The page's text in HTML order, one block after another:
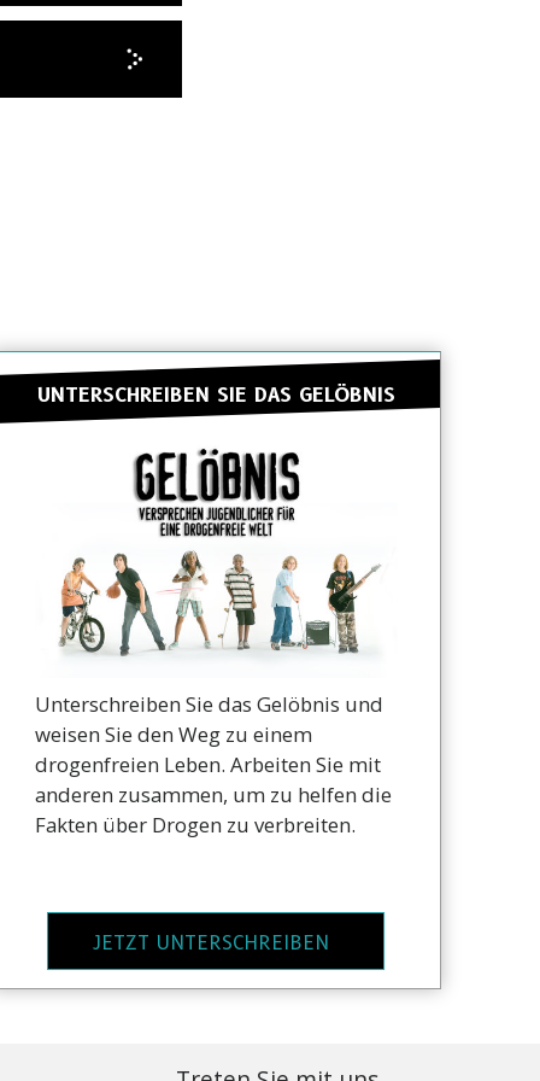
UNTERSCHREIBEN SIE DAS GELÖBNIS
Unterschreiben Sie das Gelöbnis und
weisen Sie den Weg zu einem
drogenfreien Leben. Arbeiten Sie mit
anderen zusammen, um zu helfen die
Fakten über Drogen zu verbreiten.
JETZT UNTERSCHREIBEN